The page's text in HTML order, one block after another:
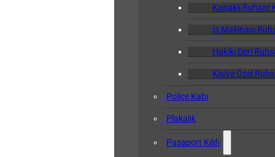
Kapaklı Ruhsat
İş Makinası
Hakiki Deri
Kişiye Özel
Poliçe Kabı
Plakalık
Pasaport Kılıfı